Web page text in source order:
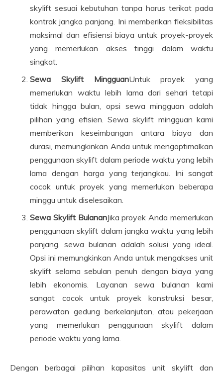
skylift sesuai kebutuhan tanpa harus terikat pada
kontrak jangka panjang. Ini memberikan fleksibilitas
maksimal dan efisiensi biaya untuk proyek-proyek
yang memerlukan akses tinggi dalam waktu
singkat.
Sewa Skylift MingguanUntuk proyek yang
memerlukan waktu lebih lama dari sehari tetapi
tidak hingga bulan, opsi sewa mingguan adalah
pilihan yang efisien. Sewa skylift mingguan kami
memberikan keseimbangan antara biaya dan
durasi, memungkinkan Anda untuk mengoptimalkan
penggunaan skylift dalam periode waktu yang lebih
lama dengan harga yang terjangkau. Ini sangat
cocok untuk proyek yang memerlukan beberapa
minggu untuk diselesaikan.
Sewa Skylift BulananJika proyek Anda memerlukan
penggunaan skylift dalam jangka waktu yang lebih
panjang, sewa bulanan adalah solusi yang ideal.
Opsi ini memungkinkan Anda untuk mengakses unit
skylift selama sebulan penuh dengan biaya yang
lebih ekonomis. Layanan sewa bulanan kami
sangat cocok untuk proyek konstruksi besar,
perawatan gedung berkelanjutan, atau pekerjaan
yang memerlukan penggunaan skylift dalam
periode waktu yang lama.
Dengan berbagai pilihan kapasitas unit skylift dan